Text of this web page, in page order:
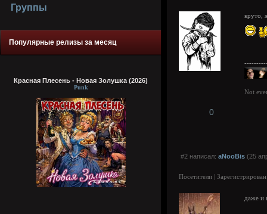
Группы
Популярные релизы за месяц
Красная Плесень - Новая Золушка (2026)
Punk
круто,
Not
0
#2 написал: aNooBis (25
Посетители |
даже и